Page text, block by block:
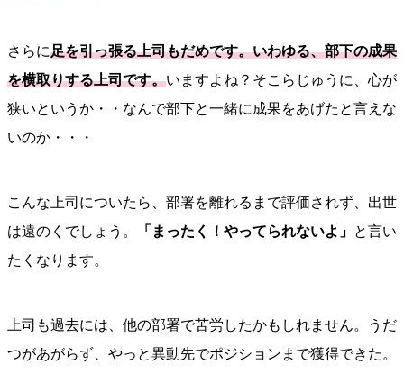
さらに足を引っ張る上司もだめです。いわゆる、部下の成果
を横取りする上司です。いますよね？そこらじゅうに、心が
狭いというか・・なんで部下と一緒に成果をあげたと言えな
いのか・・・
こんな上司についたら、部署を離れるまで評価されず、出世
は遠のくでしょう。
「まったく！やってられないよ」 と言い
たくなります。
上司も過去には、他の部署で苦労したかもしれません。うだ
つがあがらず、やっと異動先でポジションまで獲得できた。